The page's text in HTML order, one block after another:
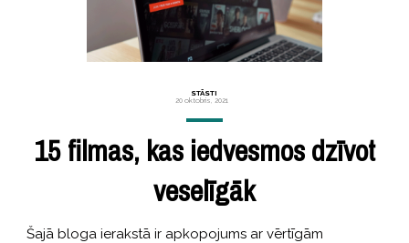
STĀSTI
20 oktobris, 2021
15 filmas, kas iedvesmos dzīvot
veselīgāk
Šajā bloga ierakstā ir apkopojums ar vērtīgām